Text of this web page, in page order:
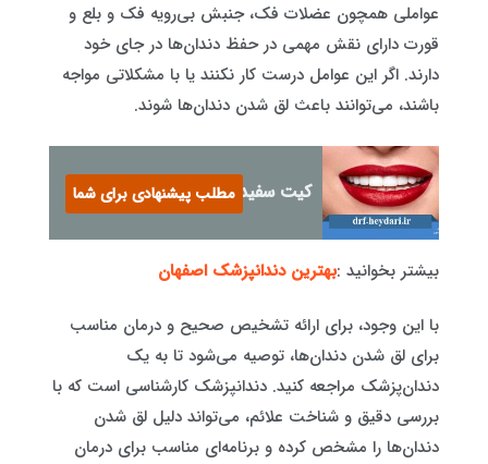
عواملی همچون عضلات فک، جنبش بی‌رویه فک و بلع و
قورت دارای نقش مهمی در حفظ دندان‌ها در جای خود
دارند. اگر این عوامل درست کار نکنند یا با مشکلاتی مواجه
باشند، می‌توانند باعث لق شدن دندان‌ها شوند.
کیت سفید کننده دندان
مطلب پیشنهادی برای شما
بیشتر بخوانید :بهترین دندانپزشک اصفهان
با این وجود، برای ارائه تشخیص صحیح و درمان مناسب
برای لق شدن دندان‌ها، توصیه می‌شود تا به یک
دندان‌پزشک مراجعه کنید. دندانپزشک کارشناسی است که با
بررسی دقیق و شناخت علائم، می‌تواند دلیل لق شدن
دندان‌ها را مشخص کرده و برنامه‌ای مناسب برای درمان